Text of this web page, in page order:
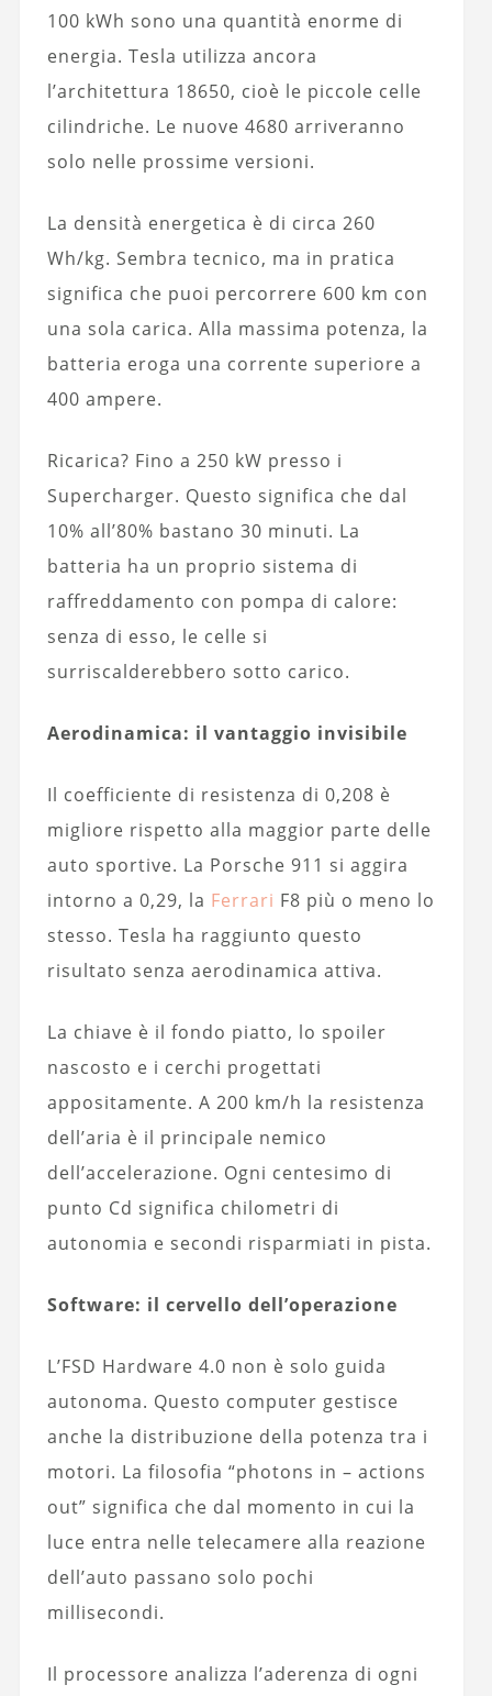
100 kWh sono una quantità enorme di
energia. Tesla utilizza ancora
l’architettura 18650, cioè le piccole celle
cilindriche. Le nuove 4680 arriveranno
solo nelle prossime versioni.
La densità energetica è di circa 260
Wh/kg. Sembra tecnico, ma in pratica
significa che puoi percorrere 600 km con
una sola carica. Alla massima potenza, la
batteria eroga una corrente superiore a
400 ampere.
Ricarica? Fino a 250 kW presso i
Supercharger. Questo significa che dal
10% all’80% bastano 30 minuti. La
batteria ha un proprio sistema di
raffreddamento con pompa di calore:
senza di esso, le celle si
surriscalderebbero sotto carico.
Aerodinamica: il vantaggio invisibile
Il coefficiente di resistenza di 0,208 è
migliore rispetto alla maggior parte delle
auto sportive. La Porsche 911 si aggira
intorno a 0,29, la Ferrari F8 più o meno lo
stesso. Tesla ha raggiunto questo
risultato senza aerodinamica attiva.
La chiave è il fondo piatto, lo spoiler
nascosto e i cerchi progettati
appositamente. A 200 km/h la resistenza
dell’aria è il principale nemico
dell’accelerazione. Ogni centesimo di
punto Cd significa chilometri di
autonomia e secondi risparmiati in pista.
Software: il cervello dell’operazione
L’FSD Hardware 4.0 non è solo guida
autonoma. Questo computer gestisce
anche la distribuzione della potenza tra i
motori. La filosofia “photons in – actions
out” significa che dal momento in cui la
luce entra nelle telecamere alla reazione
dell’auto passano solo pochi
millisecondi.
Il processore analizza l’aderenza di ogni